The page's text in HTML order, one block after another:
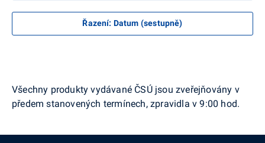
Řazení: Datum (sestupně)
Všechny produkty vydávané ČSÚ jsou zveřejňovány v
předem stanovených termínech, zpravidla v 9:00 hod.